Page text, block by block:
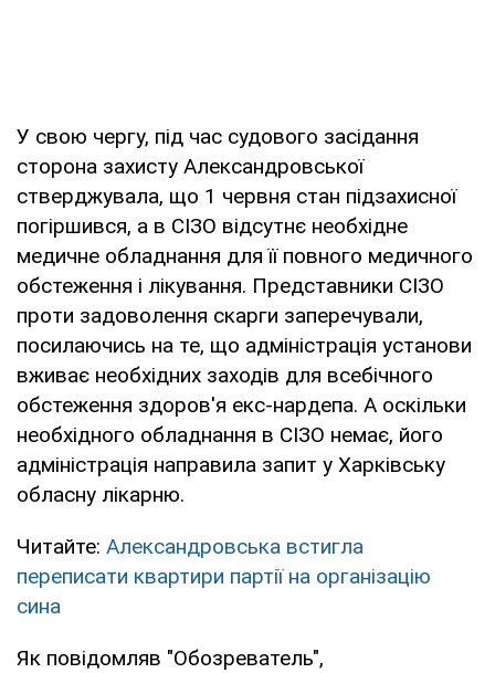
У свою чергу, під час судового засідання
сторона захисту Александровської
стверджувала, що 1 червня стан підзахисної
погіршився, а в СІЗО відсутнє необхідне
медичне обладнання для її повного медичного
обстеження і лікування. Представники СІЗО
проти задоволення скарги заперечували,
посилаючись на те, що адміністрація установи
вживає необхідних заходів для всебічного
обстеження здоров'я екс-нардепа. А оскільки
необхідного обладнання в СІЗО немає, його
адміністрація направила запит у Харківську
обласну лікарню.
Читайте: Александровська встигла
переписати квартири партії на організацію
сина
Як повідомляв "Обозреватель",